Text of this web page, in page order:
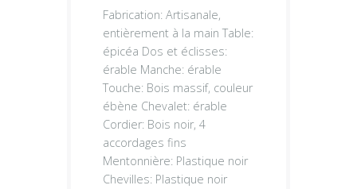
Fabrication: Artisanale,
entièrement à la main Table:
épicéa Dos et éclisses:
érable Manche: érable
Touche: Bois massif, couleur
ébène Chevalet: érable
Cordier: Bois noir, 4
accordages fins
Mentonnière: Plastique noir
Chevilles: Plastique noir